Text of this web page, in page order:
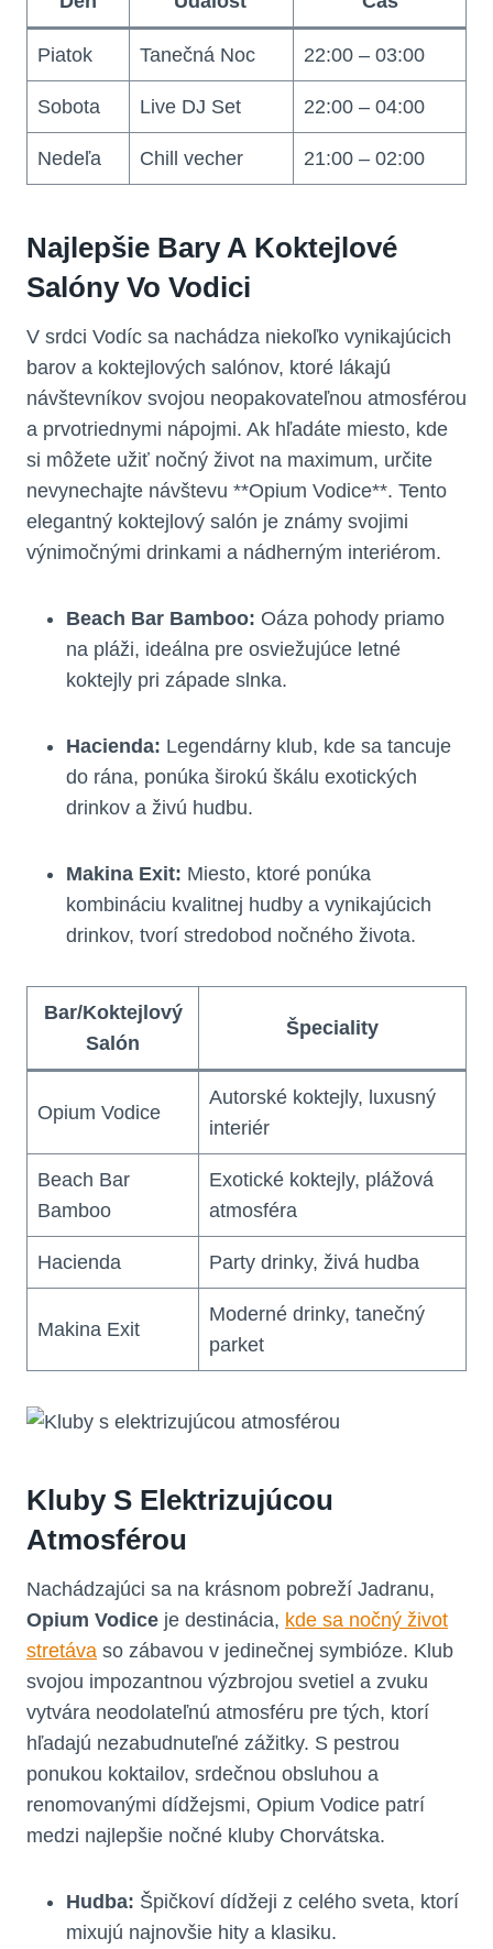
Piatok Tanečná Noc 22:00 – 03:00
Sobota Live DJ Set 22:00 – 04:00
Nedeľa Chill vecher 21:00 – 02:00
Najlepšie Bary A Koktejlové
Salóny Vo Vodici
V srdci Vodíc sa nachádza niekoľko vynikajúcich
barov a koktejlových salónov, ktoré lákajú
návštevníkov svojou neopakovateľnou atmosférou
a prvotriednymi nápojmi. Ak hľadáte miesto, kde
si môžete užiť nočný život na maximum, určite
nevynechajte návštevu **Opium Vodice**. Tento
elegantný koktejlový salón je známy svojimi
výnimočnými drinkami a nádherným interiérom.
Beach Bar Bamboo: Oáza pohody priamo
na pláži, ideálna pre osviežujúce letné
koktejly pri západe slnka.
Hacienda: Legendárny klub, kde sa tancuje
do rána, ponúka širokú škálu exotických
drinkov a živú hudbu.
Makina Exit: Miesto, ktoré ponúka
kombináciu kvalitnej hudby a vynikajúcich
drinkov, tvorí stredobod nočného života.
Bar/Koktejlový
Salón
Špeciality
Opium Vodice
Autorské koktejly, luxusný
interiér
Beach Bar
Bamboo
Exotické koktejly, plážová
atmosféra
Hacienda Party drinky, živá hudba
Makina Exit
Moderné drinky, tanečný
parket
Kluby S Elektrizujúcou
Atmosférou
Nachádzajúci sa na krásnom pobreží Jadranu,
Opium Vodice je destinácia, kde sa nočný život
stretáva so zábavou v jedinečnej symbióze. Klub
svojou impozantnou výzbrojou svetiel a zvuku
vytvára neodolateľnú atmosféru pre tých, ktorí
hľadajú nezabudnuteľné zážitky. S pestrou
ponukou koktailov, srdečnou obsluhou a
renomovanými dídžejsmi, Opium Vodice patrí
medzi najlepšie nočné kluby Chorvátska.
Hudba: Špičkoví dídžeji z celého sveta, ktorí
mixujú najnovšie hity a klasiku.